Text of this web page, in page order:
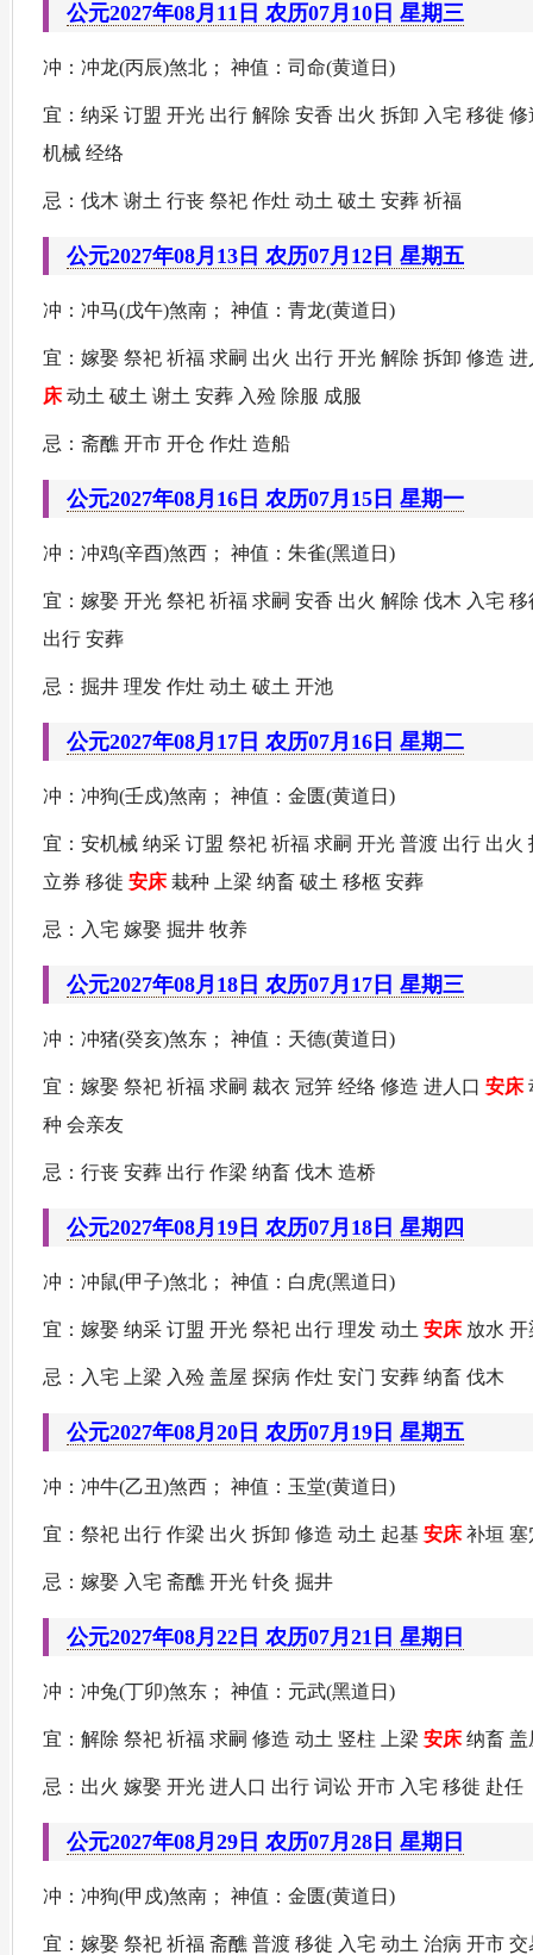
公元2027年08月11日 农历07月10日 星期三
冲：冲龙(丙辰)煞北； 神值：司命(黄道日)
宜：纳采 订盟 开光 出行 解除 安香 出火 拆卸 入宅 移徙
机械 经络
忌：伐木 谢土 行丧 祭祀 作灶 动土 破土 安葬 祈福
公元2027年08月13日 农历07月12日 星期五
冲：冲马(戊午)煞南； 神值：青龙(黄道日)
宜：嫁娶 祭祀 祈福 求嗣 出火 出行 开光 解除 拆卸 修造
床动土 破土 谢土 安葬 入殓 除服 成服
忌：斋醮 开市 开仓 作灶 造船
公元2027年08月16日 农历07月15日 星期一
冲：冲鸡(辛酉)煞西； 神值：朱雀(黑道日)
宜：嫁娶 开光 祭祀 祈福 求嗣 安香 出火 解除 伐木 入宅
出行 安葬
忌：掘井 理发 作灶 动土 破土 开池
公元2027年08月17日 农历07月16日 星期二
冲：冲狗(壬戍)煞南； 神值：金匮(黄道日)
宜：安机械 纳采 订盟 祭祀 祈福 求嗣 开光 普渡 出行 出火
立券 移徙 安床栽种 上梁 纳畜 破土 移柩 安葬
忌：入宅 嫁娶 掘井 牧养
公元2027年08月18日 农历07月17日 星期三
冲：冲猪(癸亥)煞东； 神值：天德(黄道日)
宜：嫁娶 祭祀 祈福 求嗣 裁衣 冠笄 经络 修造 进人口 安床
种 会亲友
忌：行丧 安葬 出行 作梁 纳畜 伐木 造桥
公元2027年08月19日 农历07月18日 星期四
冲：冲鼠(甲子)煞北； 神值：白虎(黑道日)
宜：嫁娶 纳采 订盟 开光 祭祀 出行 理发 动土 安床放水 开
忌：入宅 上梁 入殓 盖屋 探病 作灶 安门 安葬 纳畜 伐木
公元2027年08月20日 农历07月19日 星期五
冲：冲牛(乙丑)煞西； 神值：玉堂(黄道日)
宜：祭祀 出行 作梁 出火 拆卸 修造 动土 起基 安床补垣 塞
忌：嫁娶 入宅 斋醮 开光 针灸 掘井
公元2027年08月22日 农历07月21日 星期日
冲：冲兔(丁卯)煞东； 神值：元武(黑道日)
宜：解除 祭祀 祈福 求嗣 修造 动土 竖柱 上梁 安床纳畜 盖
忌：出火 嫁娶 开光 进人口 出行 词讼 开市 入宅 移徙 赴任
公元2027年08月29日 农历07月28日 星期日
冲：冲狗(甲戍)煞南； 神值：金匮(黄道日)
宜：嫁娶 祭祀 祈福 斋醮 普渡 移徙 入宅 动土 治病 开市